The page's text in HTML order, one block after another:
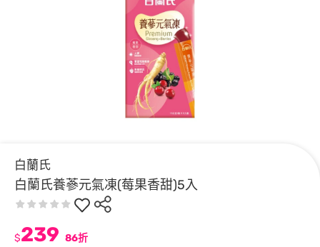
白蘭氏
白蘭氏養蔘元氣凍(莓果香甜)5入
$239 86折